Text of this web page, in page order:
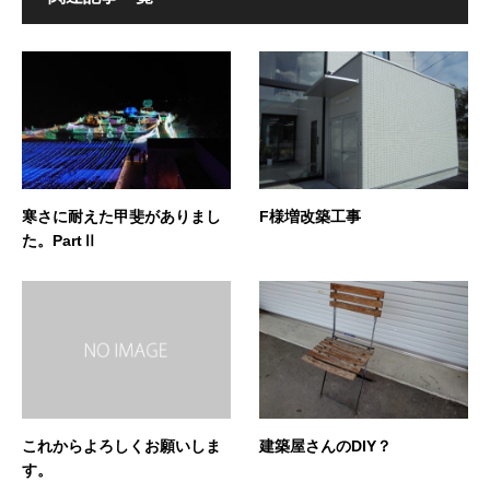
寒さに耐えた甲斐がありまし
た。PartⅡ
F様増改築工事
これからよろしくお願いしま
す。
建築屋さんのDIY？